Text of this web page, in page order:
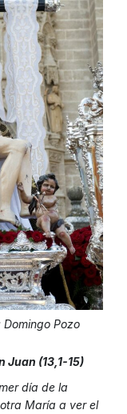
Pozo
Juan (13,1-15)
día de la
María a ver el